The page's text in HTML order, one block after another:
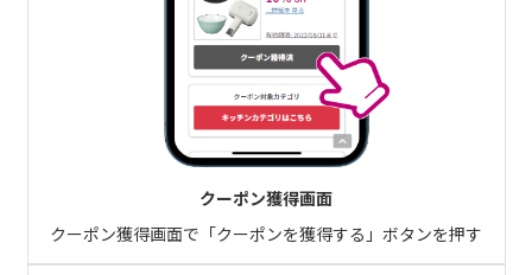
クーポン獲得画面
クーポン獲得画面で「クーポンを獲得する」ボタンを押す